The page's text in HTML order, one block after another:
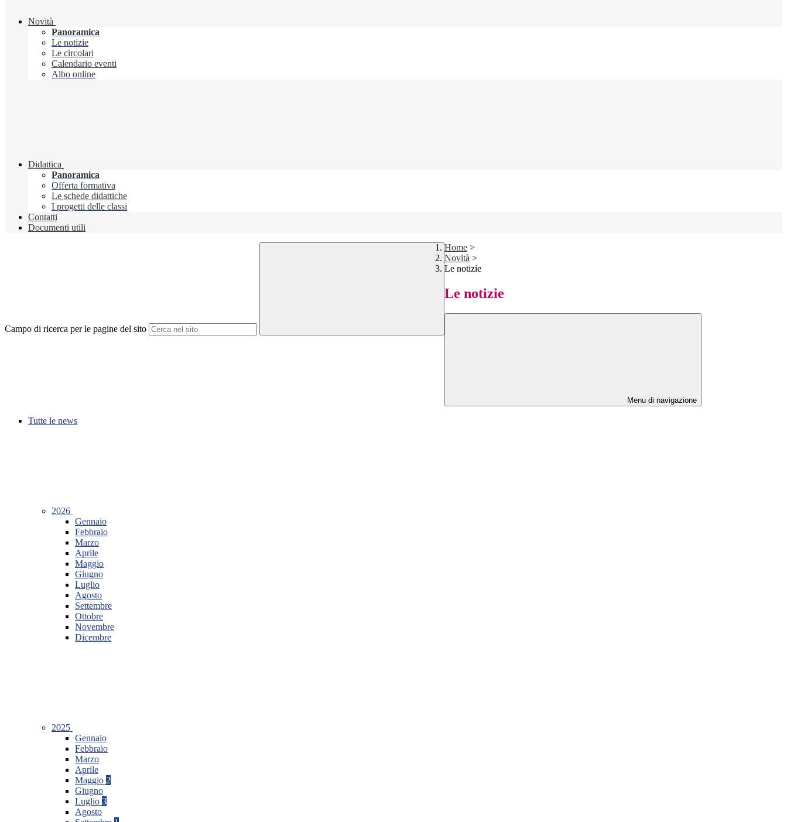
Novità
Panoramica
Le notizie
Le circolari
Calendario eventi
Albo online
Didattica
Panoramica
Offerta formativa
Le schede didattiche
I progetti delle classi
Contatti
Documenti utili
Campo di ricerca per le pagine del sito
Home >
Novità >
Le notizie
Le notizie
Menu di navigazione
Tutte le news
2026
Gennaio
Febbraio
Marzo
Aprile
Maggio
Giugno
Luglio
Agosto
Settembre
Ottobre
Novembre
Dicembre
2025
Gennaio
Febbraio
Marzo
Aprile
Maggio 2
Giugno
Luglio 3
Agosto